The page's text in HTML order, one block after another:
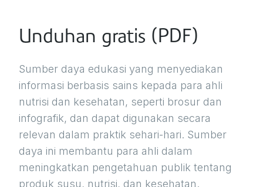
Unduhan gratis (PDF)
Sumber daya edukasi yang menyediakan
informasi berbasis sains kepada para ahli
nutrisi dan kesehatan, seperti brosur dan
infografik, dan dapat digunakan secara
relevan dalam praktik sehari-hari. Sumber
daya ini membantu para ahli dalam
meningkatkan pengetahuan publik tentang
produk susu, nutrisi, dan kesehatan.